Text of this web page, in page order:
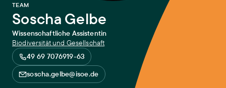
TEAM
:
Soscha Gelbe
Wissenschaftliche Assistentin
Biodiversität und Gesellschaft
49 69 7076919-63
soscha.gelbe@isoe.de